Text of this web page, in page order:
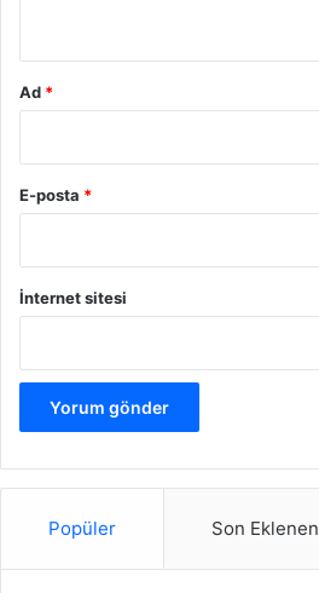
Ad *
E-posta *
İnternet sitesi
Popüler Son Eklenen